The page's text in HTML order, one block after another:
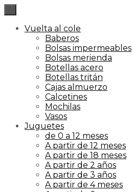
Vuelta al cole
Baberos
Bolsas impermeables
Bolsas merienda
Botellas acero
Botellas tritán
Cajas almuerzo
Calcetines
Mochilas
Vasos
Juguetes
de 0 a 12 meses
A partir de 12 meses
A partir de 18 meses
A partir de 2 años
A partir de 3 años
A partir de 4 meses